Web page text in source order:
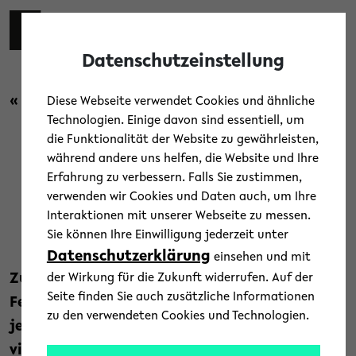
Skip to main content
« Zurück zur Übersicht
Selten ist nicht gleich
unbedeutend
24. Februar 2026
Zum Tag der Seltenen Erkrankungen am 28.
Februar rücken Krankheiten in den Fokus, die
jede für sich selten sind, in der Summe jedoch
viele Familien betreffen. An der Universität
Datenschutzeinstellung
Diese Webseite verwendet Cookies und ähnliche
Technologien. Einige davon sind essentiell, um
die Funktionalität der Website zu gewährleisten,
während andere uns helfen, die Website und Ihre
Erfahrung zu verbessern. Falls Sie zustimmen,
verwenden wir Cookies und Daten auch, um Ihre
Interaktionen mit unserer Webseite zu messen.
Sie können Ihre Einwilligung jederzeit unter
Datenschutzerklärung einsehen und mit
der Wirkung für die Zukunft widerrufen. Auf der
Seite finden Sie auch zusätzliche Informationen
zu den verwendeten Cookies und Technologien.